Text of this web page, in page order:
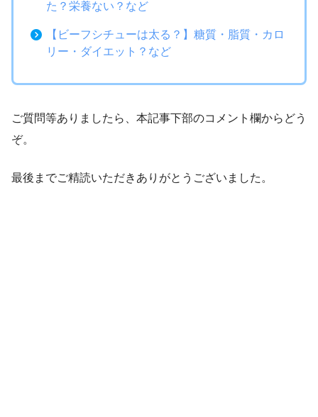
た？栄養ない？など
【ビーフシチューは太る？】糖質・脂質・カロ
リー・ダイエット？など
ご質問等ありましたら、本記事下部のコメント欄からどう
ぞ。
最後までご精読いただきありがとうございました。